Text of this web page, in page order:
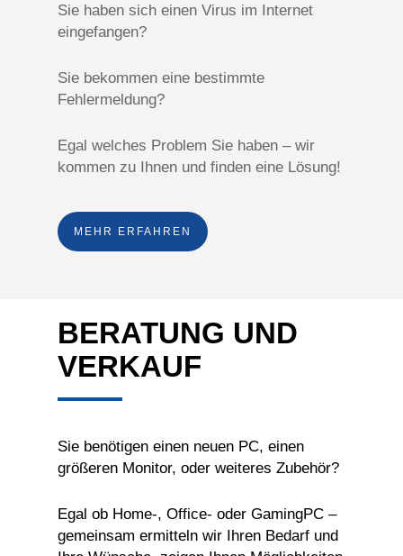
Sie haben sich einen Virus im Internet
eingefangen?
Sie bekommen eine bestimmte
Fehlermeldung?
Egal welches Problem Sie haben – wir
kommen zu Ihnen und finden eine Lösung!
MEHR ERFAHREN
BERATUNG UND
VERKAUF
Sie benötigen einen neuen PC, einen
größeren Monitor, oder weiteres Zubehör?
Egal ob Home-, Office- oder GamingPC –
gemeinsam ermitteln wir Ihren Bedarf und